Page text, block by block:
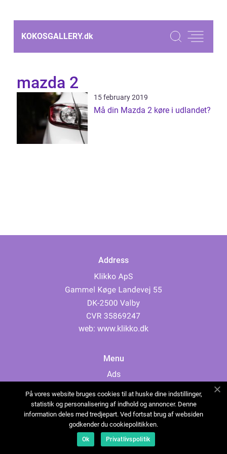
KOKOSGALLERY.dk
mazda 2
15 february 2019
Må din Mazda 2 køre i udlandet?
Address
web: www.klikko.dk
Menu
Ads
Cookies
Contact
Sitemap
På vores website bruges cookies til at huske dine indstillinger,
statistik og personalisering af indhold og annoncer. Denne
information deles med tredjepart. Ved fortsat brug af websiden
godkender du cookiepolitikken.
Ok Privatlivspolitik